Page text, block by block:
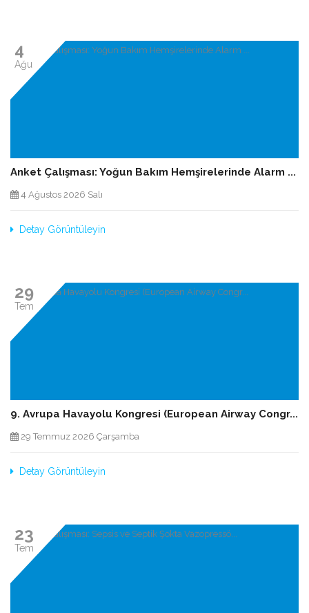
4
Ağu
Anket Çalışması: Yoğun Bakım Hemşirelerinde Alarm ...
4 Ağustos 2026 Salı
Detay Görüntüleyin
29
Tem
9. Avrupa Havayolu Kongresi (European Airway Congr...
29 Temmuz 2026 Çarşamba
Detay Görüntüleyin
23
Tem